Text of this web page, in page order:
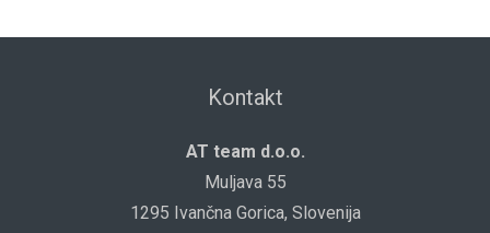
Kontakt
AT team d.o.o.
Muljava 55
1295 Ivančna Gorica, Slovenija